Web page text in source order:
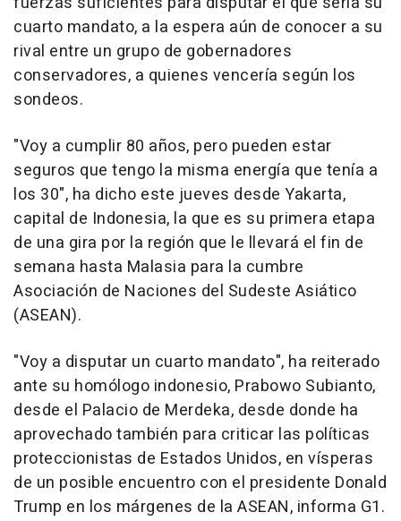
cuarto mandato, a la espera aún de conocer a su
rival entre un grupo de gobernadores
conservadores, a quienes vencería según los
sondeos.
"Voy a cumplir 80 años, pero pueden estar
seguros que tengo la misma energía que tenía a
los 30", ha dicho este jueves desde Yakarta,
capital de Indonesia, la que es su primera etapa
de una gira por la región que le llevará el fin de
semana hasta Malasia para la cumbre
Asociación de Naciones del Sudeste Asiático
(ASEAN).
"Voy a disputar un cuarto mandato", ha reiterado
ante su homólogo indonesio, Prabowo Subianto,
desde el Palacio de Merdeka, desde donde ha
aprovechado también para criticar las políticas
proteccionistas de Estados Unidos, en vísperas
de un posible encuentro con el presidente Donald
Trump en los márgenes de la ASEAN, informa G1.